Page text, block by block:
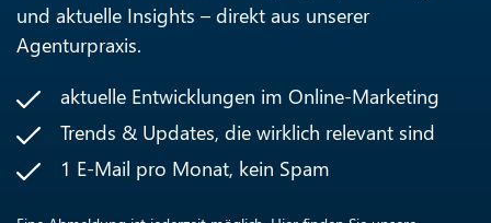
und aktuelle Insights – direkt aus unserer
Agenturpraxis.
aktuelle Entwicklungen im Online-Marketing
Trends & Updates, die wirklich relevant sind
1 E-Mail pro Monat, kein Spam